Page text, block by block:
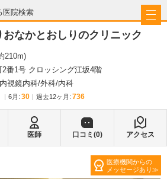
医院検索
なかとおしりのクリニック
210m)
番1号 クロッシング江坂4階
内視鏡内科 外科 内科
6月 : 30 過去12ヶ月: 736
医師 口コミ(0) アクセス
医療機関からの
メッセージあり